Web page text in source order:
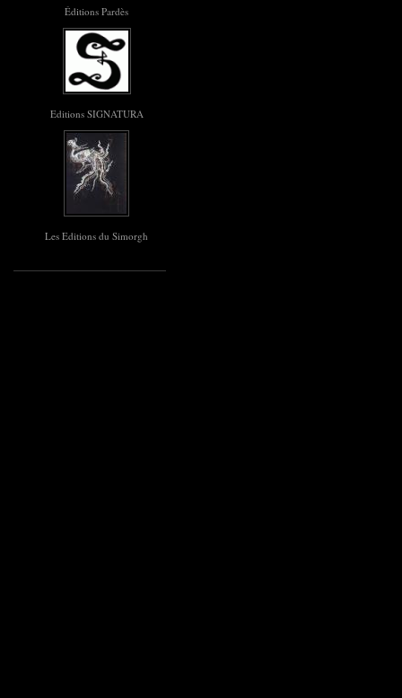
Éditions Pardès
Editions SIGNATURA
Les Editions du Simorgh